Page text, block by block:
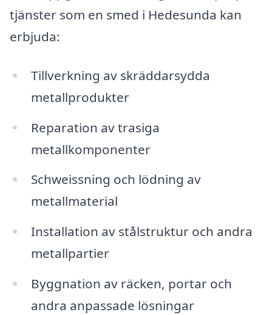
tjänster som en smed i Hedesunda kan
erbjuda:
Tillverkning av skräddarsydda
metallprodukter
Reparation av trasiga
metallkomponenter
Schweissning och lödning av
metallmaterial
Installation av stålstruktur och andra
metallpartier
Byggnation av räcken, portar och
andra anpassade lösningar